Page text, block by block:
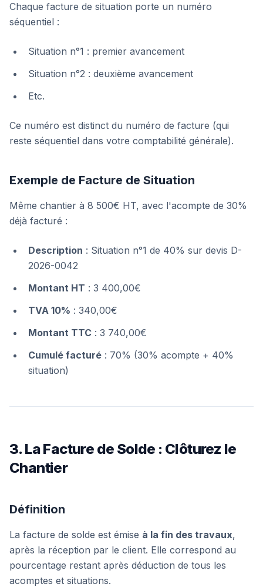
Chaque facture de situation porte un numéro
séquentiel :
Situation n°1 : premier avancement
Situation n°2 : deuxième avancement
Etc.
Ce numéro est distinct du numéro de facture (qui
reste séquentiel dans votre comptabilité générale).
Exemple de Facture de Situation
Même chantier à 8 500€ HT, avec l'acompte de 30%
déjà facturé :
Description : Situation n°1 de 40% sur devis D-
2026-0042
Montant HT : 3 400,00€
TVA 10% : 340,00€
Montant TTC : 3 740,00€
Cumulé facturé : 70% (30% acompte + 40%
situation)
3. La Facture de Solde : Clôturez le
Chantier
Définition
La facture de solde est émise à la fin des travaux,
après la réception par le client. Elle correspond au
pourcentage restant après déduction de tous les
acomptes et situations.